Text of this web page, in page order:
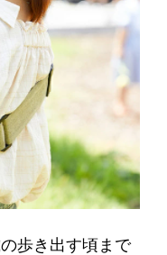
歩き出す頃まで